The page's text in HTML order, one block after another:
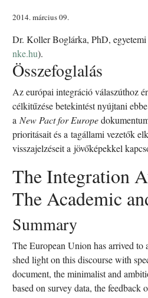
2014. március 09
Dr. Koller Boglárka, PhD,
nke.hu).
Összefoglalás
Az európai integráció válaszúthoz
célkitűzése betekintést nyújtani
a New Pact for Europe
prioritásait és a tagállami vezetők
visszajelzéseit a jövőképekkel
The Integration
The Academic
Summary
The European Union has arrived
shed light on this discourse with
document, the minimalist and
based on survey data, the